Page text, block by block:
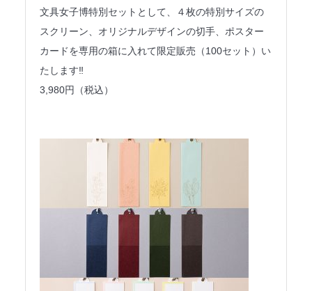
文具女子博特別セットとして、４枚の特別サイズの
スクリーン、オリジナルデザインの切手、ポスター
カードを専用の箱に入れて限定販売（100セット）い
たします‼️
3,980円（税込）